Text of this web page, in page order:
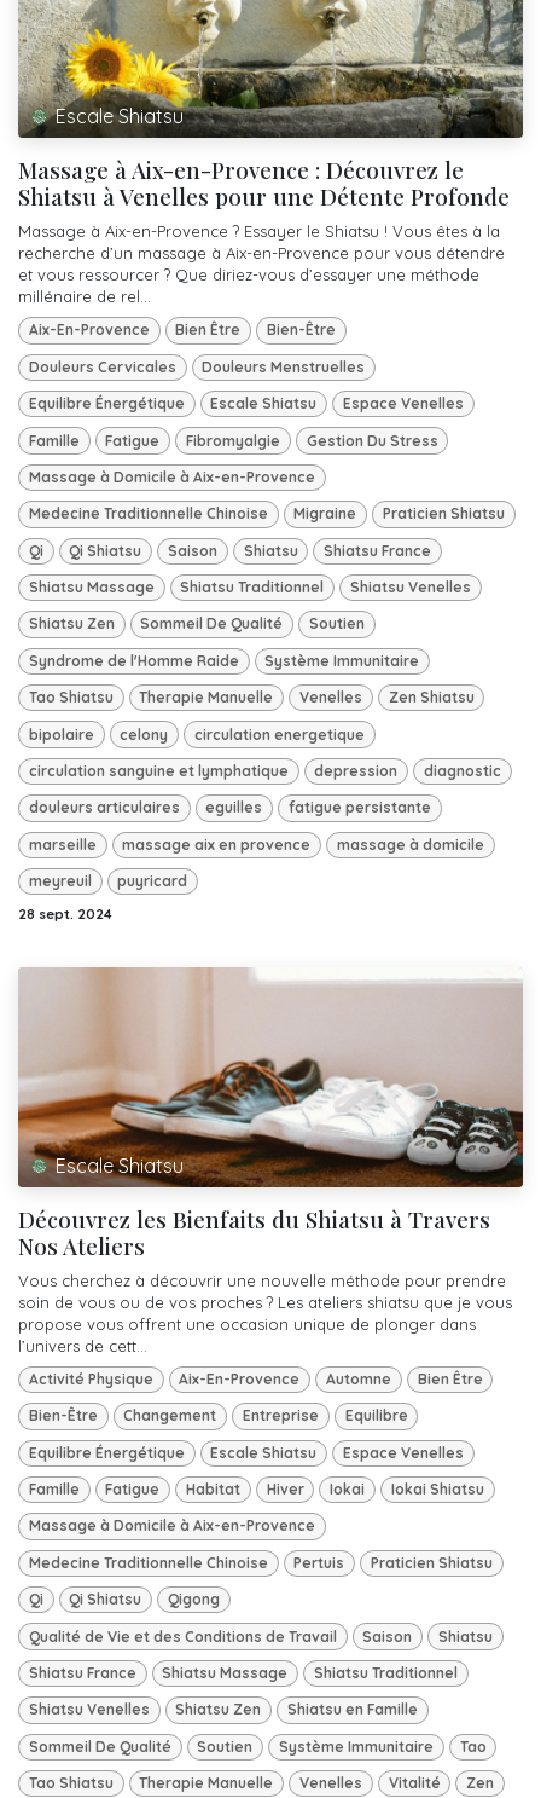
Escale Shiatsu
Massage à Aix-en-Provence : Découvrez le
Shiatsu à Venelles pour une Détente Profonde
Massage à Aix-en-Provence ? Essayer le Shiatsu ! Vous êtes à la
recherche d’un massage à Aix-en-Provence pour vous détendre
et vous ressourcer ? Que diriez-vous d’essayer une méthode
millénaire de rel...
Aix-En-Provence Bien Être Bien-Être
Douleurs Cervicales Douleurs Menstruelles
Equilibre Énergétique Escale Shiatsu Espace Venelles
Famille Fatigue Fibromyalgie Gestion Du Stress
Massage à Domicile à Aix-en-Provence
Medecine Traditionnelle Chinoise Migraine Praticien Shiatsu
Qi Qi Shiatsu Saison Shiatsu Shiatsu France
Shiatsu Massage Shiatsu Traditionnel Shiatsu Venelles
Shiatsu Zen Sommeil De Qualité Soutien
Syndrome de l'Homme Raide Système Immunitaire
Tao Shiatsu Therapie Manuelle Venelles Zen Shiatsu
bipolaire celony circulation energetique
circulation sanguine et lymphatique depression diagnostic
douleurs articulaires eguilles fatigue persistante
marseille massage aix en provence massage à domicile
meyreuil puyricard
28 sept. 2024
Escale Shiatsu
Découvrez les Bienfaits du Shiatsu à Travers
Nos Ateliers
Vous cherchez à découvrir une nouvelle méthode pour prendre
soin de vous ou de vos proches ? Les ateliers shiatsu que je vous
propose vous offrent une occasion unique de plonger dans
l’univers de cett...
Activité Physique Aix-En-Provence Automne Bien Être
Bien-Être Changement Entreprise Equilibre
Equilibre Énergétique Escale Shiatsu Espace Venelles
Famille Fatigue Habitat Hiver Iokai Iokai Shiatsu
Massage à Domicile à Aix-en-Provence
Medecine Traditionnelle Chinoise Pertuis Praticien Shiatsu
Qi Qi Shiatsu Qigong
Qualité de Vie et des Conditions de Travail Saison Shiatsu
Shiatsu France Shiatsu Massage Shiatsu Traditionnel
Shiatsu Venelles Shiatsu Zen Shiatsu en Famille
Sommeil De Qualité Soutien Système Immunitaire Tao
Tao Shiatsu Therapie Manuelle Venelles Vitalité Zen